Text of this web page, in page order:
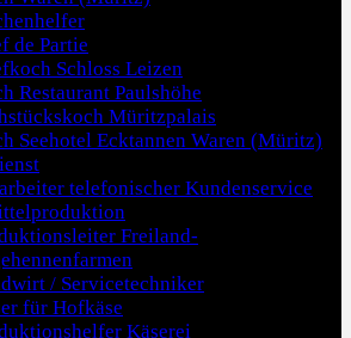
de Partie
Schloss Leizen
Restaurant Paulshöhe
Müritzpalais
Seehotel Ecktannen Waren (Müritz)
telefonischer Kundenservice
Freiland-
/ Servicetechniker
für Hofkäse
Käserei